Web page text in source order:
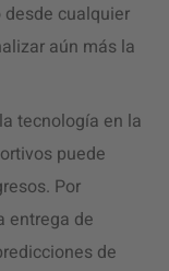
cualquier
aún más la
tecnología en la
puede
Por
entrega de
de